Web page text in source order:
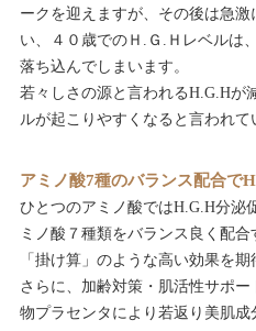
ークを迎えますが、その後は急
い、４０歳でのＨ.Ｇ.Ｈレベルは
落ち込んでしまいます。
若々しさの源と言われるH.G.Hが
ルが起こりやすくなると言われて
アミノ酸7種のバランス配合で
ひとつのアミノ酸ではH.G.H分泌
ミノ酸７種類をバランス良く配
「掛け算」のような高い効果を期
さらに、加齢対策・肌活性サポ
物プラセンタにより若返り美肌成